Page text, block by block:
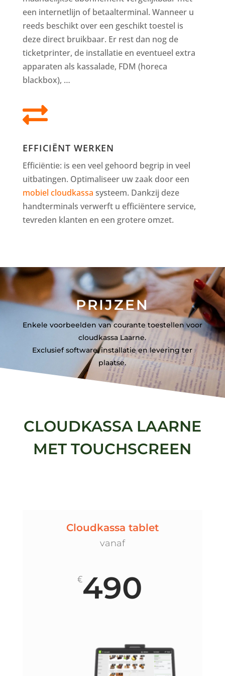
een internetlijn of betaalterminal. Wanneer u
reeds beschikt over een geschikt toestel is
deze direct bruikbaar. Er rest dan nog de
ticketprinter, de installatie en eventueel extra
apparaten als kassalade, FDM (horeca
blackbox), …

EFFICIËNT WERKEN
Efficiëntie: is een veel gehoord begrip in veel
uitbatingen. Optimaliseer uw zaak door een
mobiel cloudkassa systeem. Dankzij deze
handterminals verwerft u efficiëntere service,
tevreden klanten en een grotere omzet.
PRIJZEN
Enkele voorbeelden van courante toestellen voor
cloudkassa Laarne.
Exclusief software, installatie en levering ter
plaatse.
CLOUDKASSA LAARNE
MET TOUCHSCREEN
Cloudkassa tablet
vanaf
€490